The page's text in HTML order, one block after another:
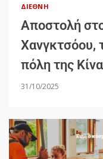
ΔΙΕΘΝΉ
Αποστολή
Χανγκτσόου,
πόλη της
31/10/2025